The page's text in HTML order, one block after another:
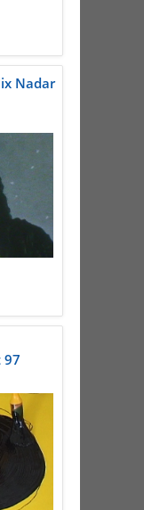
Nadar
97